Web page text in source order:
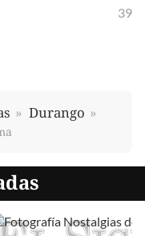
39
Durango